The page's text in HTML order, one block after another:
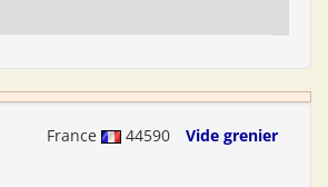
France 44590
Vide grenier